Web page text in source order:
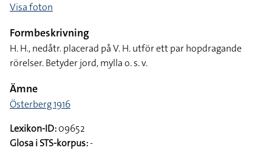
Visa foton
Formbeskrivning
H. H., nedåtr. placerad på V. H. utför ett par hopdragande
rörelser. Betyder jord, mylla o. s. v.
Ämne
Österberg 1916
Lexikon-ID:09652
Glosa i STS-korpus:-